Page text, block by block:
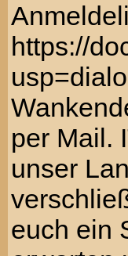
https://
per Mail.
unser
euch ein